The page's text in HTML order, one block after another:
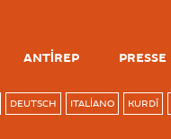
ANTIREP PRESSE
DEUTSCH ITALIANO KURDÎ